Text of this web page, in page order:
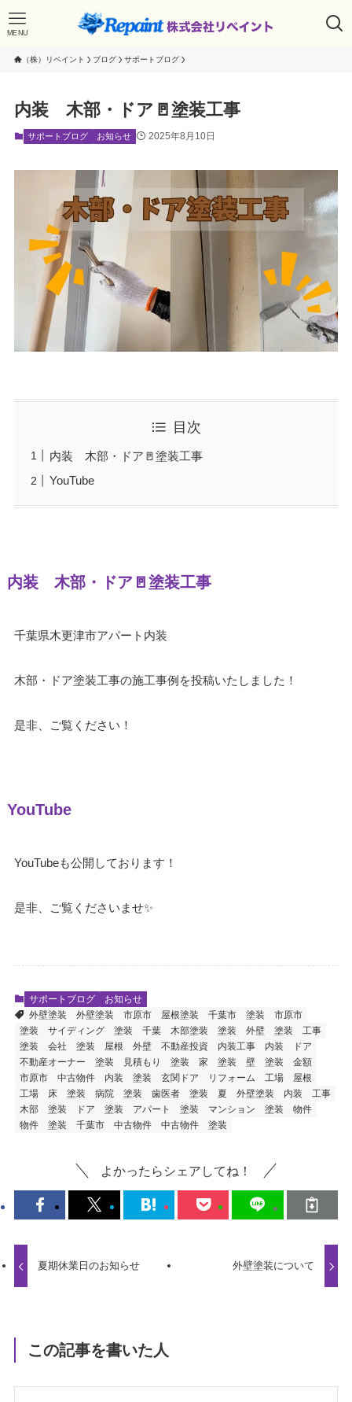
MENU
（株）リペイント ブログ サポートブログ
内装 木部・ドア🚪塗装工事
サポートブログ お知らせ 2025年8月10日
目次
内装 木部・ドア🚪塗装工事
YouTube
内装 木部・ドア🚪塗装工事
千葉県木更津市アパート内装
木部・ドア塗装工事の施工事例を投稿いたしました！
是非、ご覧ください！
YouTube
YouTubeも公開しております！
是非、ご覧くださいませ✨
サポートブログ
お知らせ
外壁塗装
外壁塗装 市原市 屋根塗装 千葉市
塗装 市原市
塗装 サイディング
塗装 千葉 木部塗装 塗装 外壁
塗装 工事
塗装 会社
塗装 屋根 外壁 不動産投資 内装工事 内装
ドア
不動産オーナー
塗装 見積もり 塗装 家 塗装 壁
塗装 金額
市原市 中古物件
内装 塗装 玄関ドア リフォーム
工場 屋根
工場 床 塗装
病院 塗装 歯医者 塗装 夏 外壁塗装
内装 工事
木部 塗装
ドア 塗装 アパート 塗装 マンション 塗装
物件
物件 塗装
千葉市 中古物件 中古物件 塗装
よかったらシェアしてね！
夏期休業日のお知らせ 外壁塗装について
この記事を書いた人